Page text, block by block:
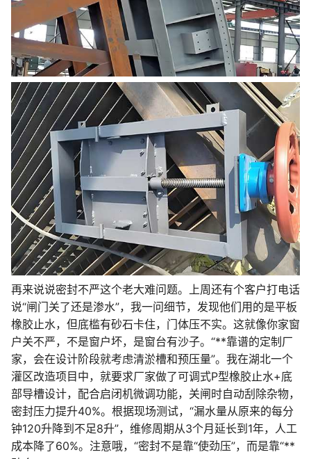
再来说说密封不严这个老大难问题。上周还有个客户打电话
说“闸门关了还是渗水”，我一问细节，发现他们用的是平板
橡胶止水，但底槛有砂石卡住，门体压不实。这就像你家窗
户关不严，不是窗户坏，是窗台有沙子。“**靠谱的定制厂
家，会在设计阶段就考虑清淤槽和预压量”。我在湖北一个
灌区改造项目中，就要求厂家做了可调式P型橡胶止水+底
部导槽设计，配合启闭机微调功能，关闸时自动刮除杂物，
密封压力提升40%。根据现场测试，“漏水量从原来的每分
钟120升降到不足8升”，维修周期从3个月延长到1年，人工
成本降了60%。注意哦，“密封不是靠“使劲压”，而是靠“**